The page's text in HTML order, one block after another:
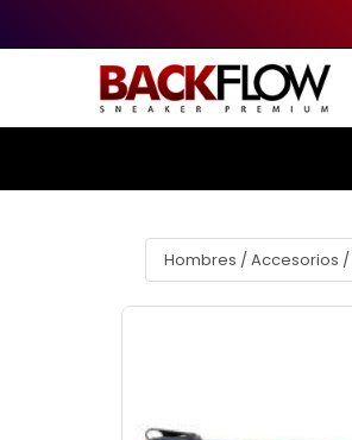
Hombres / Accesorios /